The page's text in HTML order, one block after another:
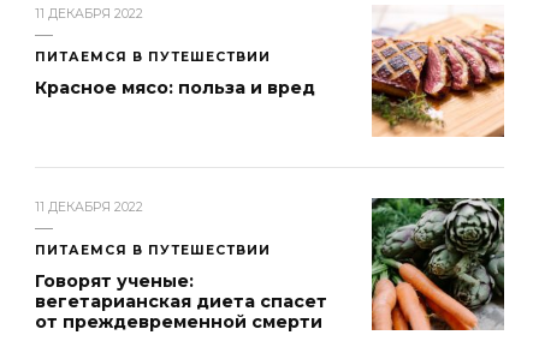
11 ДЕКАБРЯ 2022
ПИТАЕМСЯ В ПУТЕШЕСТВИИ
Красное мясо: польза и вред
11 ДЕКАБРЯ 2022
ПИТАЕМСЯ В ПУТЕШЕСТВИИ
Говорят ученые:
вегетарианская диета спасет
от преждевременной смерти